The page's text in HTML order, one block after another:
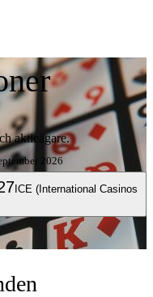
aktieägare.
2026
ICE (International Casinos